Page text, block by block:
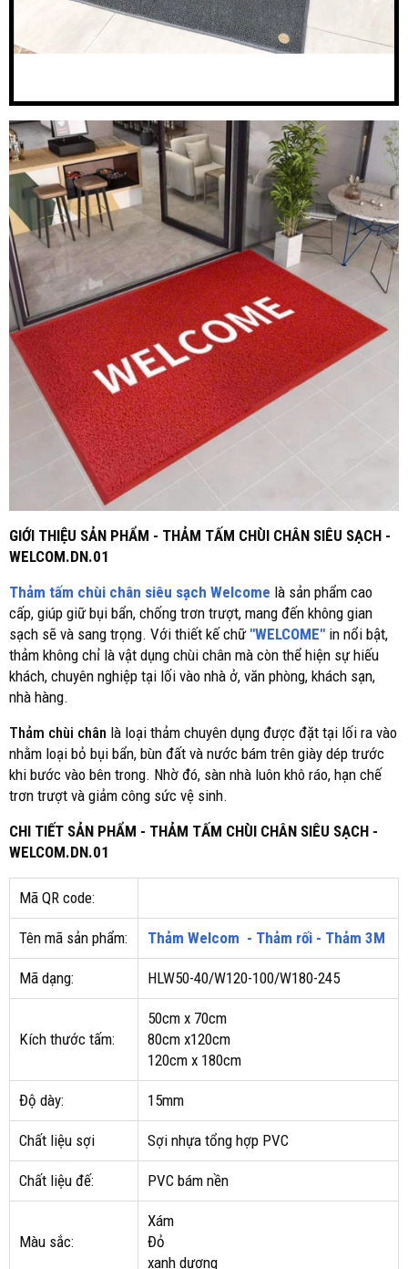
GIỚI THIỆU SẢN PHẨM - THẢM TẤM CHÙI CHÂN SIÊU SẠCH -
WELCOM.DN.01
Thảm tấm chùi chân siêu sạch Welcome là sản phẩm cao
cấp, giúp giữ bụi bẩn, chống trơn trượt, mang đến không gian
sạch sẽ và sang trọng. Với thiết kế chữ "WELCOME" in nổi bật,
thảm không chỉ là vật dụng chùi chân mà còn thể hiện sự hiếu
khách, chuyên nghiệp tại lối vào nhà ở, văn phòng, khách sạn,
nhà hàng.
Thảm chùi chân là loại thảm chuyên dụng được đặt tại lối ra vào
nhằm loại bỏ bụi bẩn, bùn đất và nước bám trên giày dép trước
khi bước vào bên trong. Nhờ đó, sàn nhà luôn khô ráo, hạn chế
trơn trượt và giảm công sức vệ sinh.
CHI TIẾT SẢN PHẨM - THẢM TẤM CHÙI CHÂN SIÊU SẠCH -
WELCOM.DN.01
Mã QR code:
Tên mã sản phẩm: Thảm Welcom - Thảm rối - Thảm 3M
Mã dạng: HLW50-40/W120-100/W180-245
Kích thước tấm:
50cm x 70cm
80cm x120cm
120cm x 180cm
Độ dày: 15mm
Chất liệu sợi Sợi nhựa tổng hợp PVC
Chất liệu đế: PVC bám nền
Màu sắc:
Xám
Đỏ
xanh dương